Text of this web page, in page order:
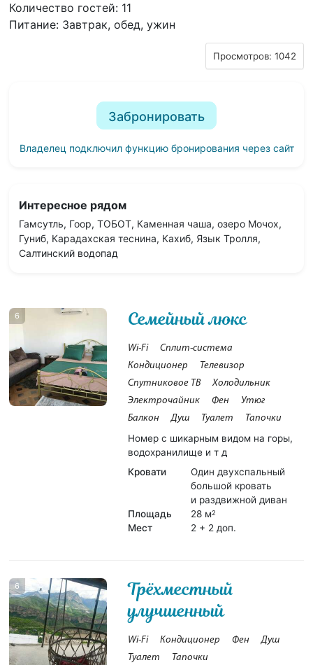
Количество гостей: 11
Питание: Завтрак, обед, ужин
Просмотров: 1042
Забронировать
Владелец подключил функцию бронирования через сайт
Интересное рядом
Гамсутль, Гоор, ТОБОТ, Каменная чаша, озеро Мочох,
Гуниб, Карадахская теснина, Кахиб, Язык Тролля,
Салтинский водопад
6 Семейный люкс
Wi-Fi
Сплит-система
Кондиционер
Телевизор
Спутниковое ТВ
Холодильник
Электрочайник
Фен
Утюг
Балкон
Душ Туалет Тапочки
Номер с шикарным видом на горы,
водохранилище и т д
Кровати
Один двухспальный
большой кровать
и раздвижной диван
Площадь
28 м2
Мест 2 + 2 доп.
6
Трёхместный
улучшенный
Wi-Fi Кондиционер Фен
Душ
Туалет
Тапочки